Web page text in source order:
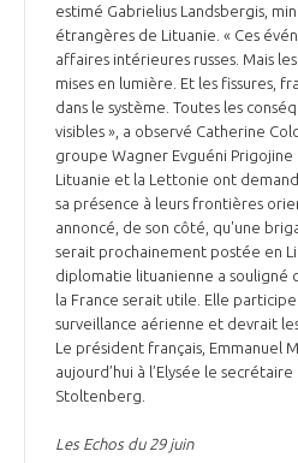
estimé Gabrielius Landsbergis,
étrangères de Lituanie. « Ces
affaires intérieures russes. Mais
mises en lumière. Et les fissures,
dans le système. Toutes les
visibles », a observé Catherine
groupe Wagner Evguéni Prigojine
Lituanie et la Lettonie ont
sa présence à leurs frontières
annoncé, de son côté, qu'une
serait prochainement postée en
diplomatie lituanienne a souligné
la France serait utile. Elle
surveillance aérienne et devrait
Le président français, Emmanuel
aujourd’hui à l’Elysée le
Stoltenberg.
Les Echos du 29 juin